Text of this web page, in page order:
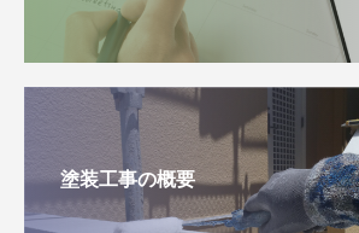
塗装工事の概要